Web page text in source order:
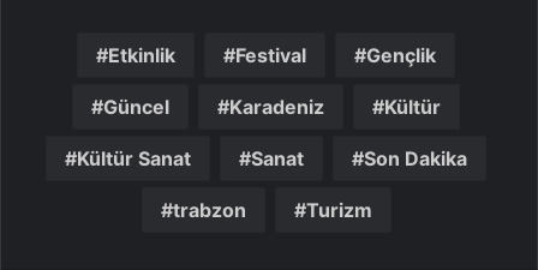
Etkinlik Festival Gençlik
Güncel Karadeniz Kültür
Kültür Sanat Sanat Son Dakika
trabzon Turizm